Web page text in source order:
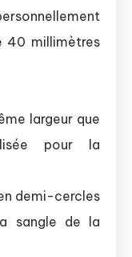
40 millimètres
largeur que
pour la
demi-cercles
sangle de la